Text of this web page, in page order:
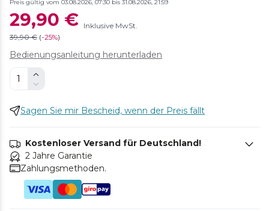
Preis gültig vom 03.08.2026, 07:30 bis 31.08.2026, 21:59
29,90 € Inklusive MwSt.
39,90 € (-25%)
Bedienungsanleitung herunterladen
Sagen Sie mir Bescheid, wenn der Preis fällt
Kostenloser Versand für Deutschland!
2 Jahre Garantie
Zahlungsmethoden.